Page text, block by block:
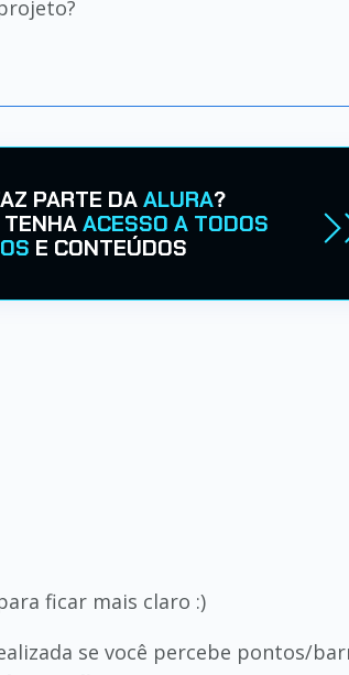
PARTE DAALURA?
ACESSO A TODOS
E CONTEÚDOS
ficar mais claro :)
se você percebe pontos/